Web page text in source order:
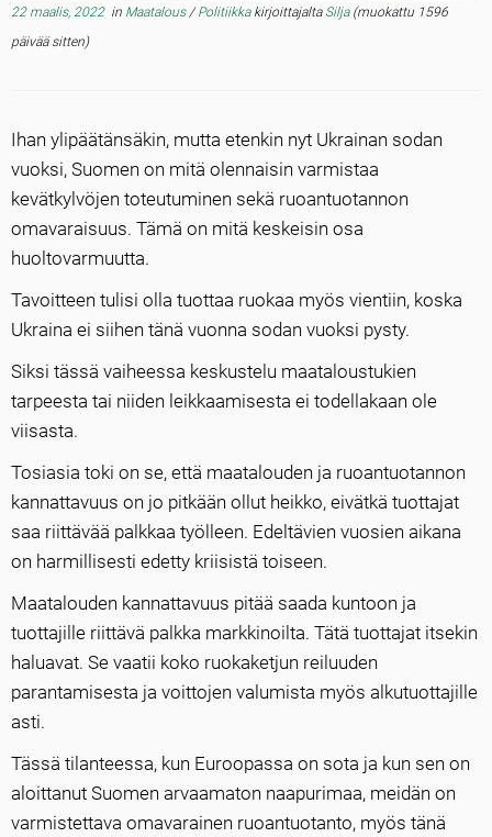
22 maalis, 2022in Maatalous/Politiikka kirjoittajalta Silja(muokattu 1596
päivää sitten)
Ihan ylipäätänsäkin, mutta etenkin nyt Ukrainan sodan
vuoksi, Suomen on mitä olennaisin varmistaa
kevätkylvöjen toteutuminen sekä ruoantuotannon
omavaraisuus. Tämä on mitä keskeisin osa
huoltovarmuutta.
Tavoitteen tulisi olla tuottaa ruokaa myös vientiin, koska
Ukraina ei siihen tänä vuonna sodan vuoksi pysty.
Siksi tässä vaiheessa keskustelu maataloustukien
tarpeesta tai niiden leikkaamisesta ei todellakaan ole
viisasta.
Tosiasia toki on se, että maatalouden ja ruoantuotannon
kannattavuus on jo pitkään ollut heikko, eivätkä tuottajat
saa riittävää palkkaa työlleen. Edeltävien vuosien aikana
on harmillisesti edetty kriisistä toiseen.
Maatalouden kannattavuus pitää saada kuntoon ja
tuottajille riittävä palkka markkinoilta. Tätä tuottajat itsekin
haluavat. Se vaatii koko ruokaketjun reiluuden
parantamisesta ja voittojen valumista myös alkutuottajille
asti.
Tässä tilanteessa, kun Euroopassa on sota ja kun sen on
aloittanut Suomen arvaamaton naapurimaa, meidän on
varmistettava omavarainen ruoantuotanto, myös tänä